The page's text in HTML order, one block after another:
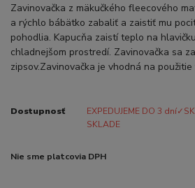
Zavinovačka z mäkučkého fleecového
a rýchlo bábätko zabaliť a zaistiť mu
pohodlia. Kapucňa zaistí teplo na
chladnejšom prostredí. Zavinovačka sa
zipsov.Zavinovačka je vhodná na použitie
Dostupnosť
EXPEDUJEME DO 3
SKLADE
Nie sme platcovia DPH